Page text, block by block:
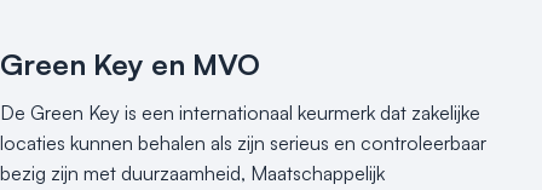
Varende locatie
Green Key en MVO
De Green Key is een internationaal keurmerk dat zakelijke
locaties kunnen behalen als zijn serieus en controleerbaar
bezig zijn met duurzaamheid, Maatschappelijk